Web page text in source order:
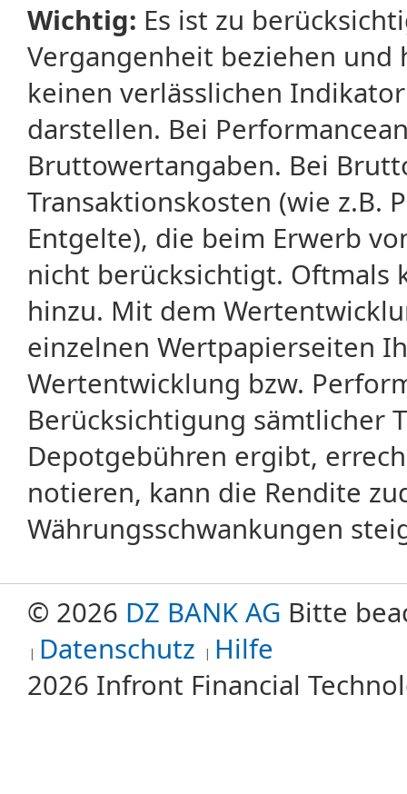
Wichtig: Es ist zu
Vergangenheit beziehen
keinen verlässlichen
darstellen. Bei
Bruttowertangaben. Bei
Transaktionskosten (wie z.B.
Entgelte), die beim Erwerb
nicht berücksichtigt. Oftmals
hinzu. Mit dem
einzelnen Wertpapierseiten
Wertentwicklung bzw.
Berücksichtigung sämtlicher
Depotgebühren ergibt,
notieren, kann die Rendite
Währungsschwankungen
© 2026 DZ BANK AG Bitte
Datenschutz Hilfe
2026 Infront Financial